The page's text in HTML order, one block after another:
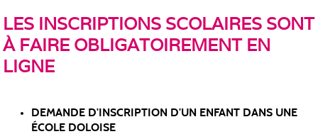
LES INSCRIPTIONS SCOLAIRES SONT
À FAIRE OBLIGATOIREMENT EN
LIGNE
DEMANDE D'INSCRIPTION D'UN ENFANT DANS UNE
ÉCOLE DOLOISE